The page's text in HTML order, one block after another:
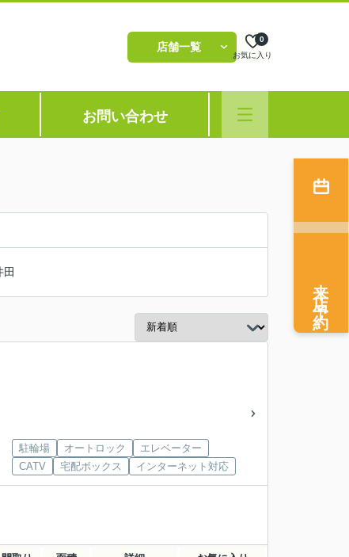
店舗一覧
お気に入り
0
お問い合わせ
田
駐輪場 オートロック
エレベーター
CATV
宅配ボックス インターネット対応
来店予約